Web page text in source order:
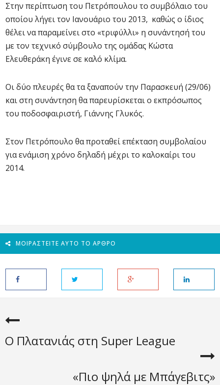
Στην περίπτωση του Πετρόπουλου το συμβόλαιο του
οποίου λήγει τον Ιανουάριο του 2013, καθώς ο ίδιος
θέλει να παραμείνει στο «τριφύλλι» η συνάντησή του
με τον τεχνικό σύμβουλο της ομάδας Κώστα
Ελευθεράκη έγινε σε καλό κλίμα.
Οι δύο πλευρές θα τα ξαναπούν την Παρασκευή (29/06)
και στη συνάντηση θα παρευρίσκεται ο εκπρόσωπος
του ποδοσφαιριστή, Γιάννης Γλυκός.
Στον Πετρόπουλο θα προταθεί επέκταση συμβολαίου
για ενάμιση χρόνο δηλαδή μέχρι το καλοκαίρι του
2014.
ΜΟΙΡΑΣΤΕΊΤΕ ΑΥΤΌ ΤΟ ΆΡΘΡΟ
Ο Πλατανιάς στη Super League
«Πιο ψηλά με Μπάγεβιτς»